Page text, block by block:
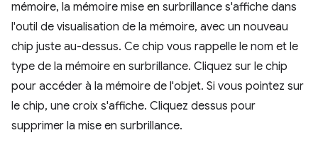
mémoire, la mémoire mise en surbrillance s'affiche dans
l'outil de visualisation de la mémoire, avec un nouveau
chip juste au-dessus. Ce chip vous rappelle le nom et le
type de la mémoire en surbrillance. Cliquez sur le chip
pour accéder à la mémoire de l'objet. Si vous pointez sur
le chip, une croix s'affiche. Cliquez dessus pour
supprimer la mise en surbrillance.